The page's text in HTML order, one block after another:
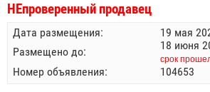
НЕпроверенный продавец
Дата размещения:
19 мая
Размещено до:
18 июня
срок
Номер объявления: 104653